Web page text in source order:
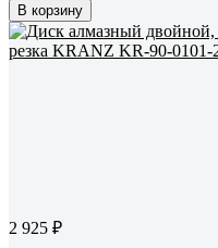
В корзину
2 925 ₽